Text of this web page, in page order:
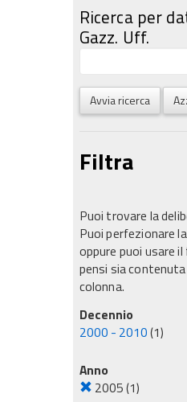
Ricerca per
Gazz. Uff.
Avvia ricerca
Filtra
Puoi trovare la
Puoi perfezionare
oppure puoi usare
pensi sia
colonna.
Decennio
2000 - 2010(1)
Anno
2005(1)